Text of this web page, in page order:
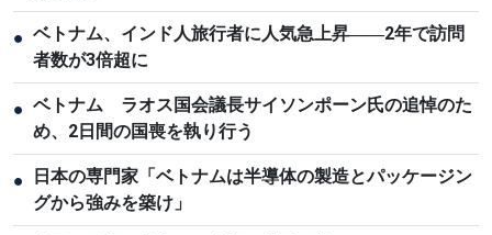
● ベトナム、インド人旅行者に人気急上昇――2年で訪問
者数が3倍超に
● ベトナム ラオス国会議長サイソンポーン氏の追悼のた
め、2日間の国喪を執り行う
●
日本の専門家「ベトナムは半導体の製造とパッケージン
グから強みを築け」